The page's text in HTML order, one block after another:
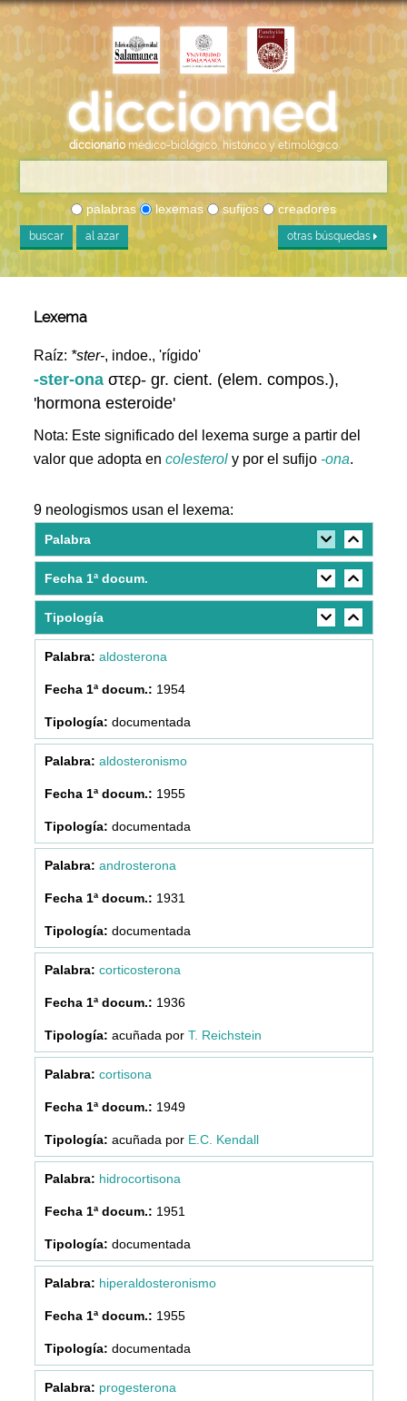
diccionario médico-biológico, histórico y etimológico
palabras lexemas sufijos creadores
buscar al azar otras búsquedas
Lexema
Raíz: *ster-, indoe., 'rígido'
-ster-onaστερ- gr. cient. (elem. compos.),
'hormona esteroide'
Nota: Este significado del lexema surge a partir del
valor que adopta encolesterol y por el sufijo -ona.
9 neologismos usan el lexema:
Palabra
Fecha 1ª docum.
Tipología
aldosterona
1954
documentada
aldosteronismo
1955
documentada
androsterona
1931
documentada
corticosterona
1936
acuñada por T. Reichstein
cortisona
1949
acuñada por E.C. Kendall
hidrocortisona
1951
documentada
hiperaldosteronismo
1955
documentada
progesterona